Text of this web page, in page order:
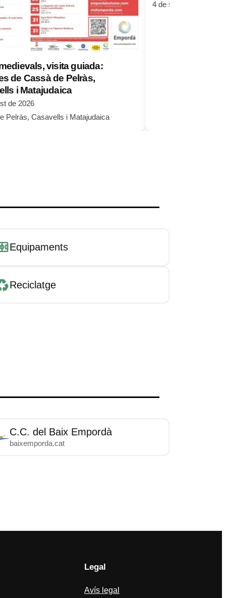
visita guiada:
de Cassà de Pelràs,
i Matajudaica
de 2026
Pelràs, Casavells i Matajudaica
4 de setembre de
Equipaments
Reciclatge
C.C. del Baix Empordà
baixemporda.cat
Legal
Avís legal